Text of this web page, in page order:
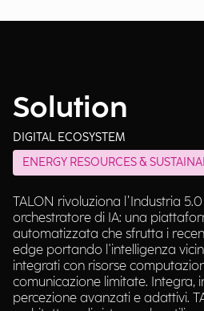
Solution
DIGITAL ECOSYSTEM
ENERGY RESOURCES &
TALON rivoluziona l’Industria
orchestratore di IA: una
automatizzata che sfrutta i
edge portando l'intelligenza
integrati con risorse
comunicazione limitate. Integra,
percezione avanzati e adattivi.